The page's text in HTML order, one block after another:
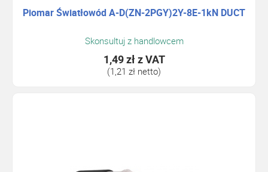
Piomar Światłowód A-D(ZN-2PGY)2Y-8E-1kN DUCT
Skonsultuj z handlowcem
1,49 złz VAT
(1,21 zł netto)